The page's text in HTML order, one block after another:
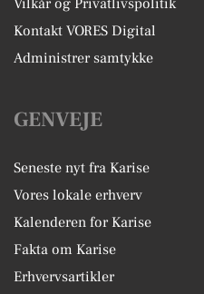
Vilkår og Privatlivspolitik
Kontakt VORES Digital
Administrer samtykke
GENVEJE
Seneste nyt fra Karise
Vores lokale erhverv
Kalenderen for Karise
Fakta om Karise
Erhvervsartikler